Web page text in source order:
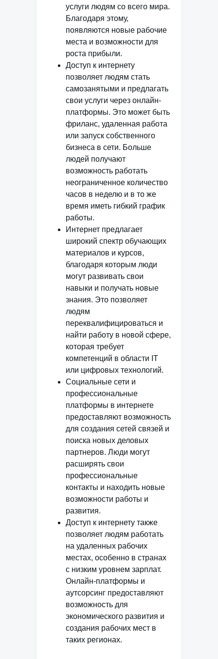
услуги людям со всего мира.
Благодаря этому,
появляются новые рабочие
места и возможности для
роста прибыли.
Доступ к интернету
позволяет людям стать
самозанятыми и предлагать
свои услуги через онлайн-
платформы. Это может быть
фриланс, удаленная работа
или запуск собственного
бизнеса в сети. Больше
людей получают
возможность работать
неограниченное количество
часов в неделю и в то же
время иметь гибкий график
работы.
Интернет предлагает
широкий спектр обучающих
материалов и курсов,
благодаря которым люди
могут развивать свои
навыки и получать новые
знания. Это позволяет
людям
переквалифицироваться и
найти работу в новой сфере,
которая требует
компетенций в области IT
или цифровых технологий.
Социальные сети и
профессиональные
платформы в интернете
предоставляют возможность
для создания сетей связей и
поиска новых деловых
партнеров. Люди могут
расширять свои
профессиональные
контакты и находить новые
возможности работы и
развития.
Доступ к интернету также
позволяет людям работать
на удаленных рабочих
местах, особенно в странах
с низким уровнем зарплат.
Онлайн-платформы и
аутсорсинг предоставляют
возможность для
экономического развития и
создания рабочих мест в
таких регионах.